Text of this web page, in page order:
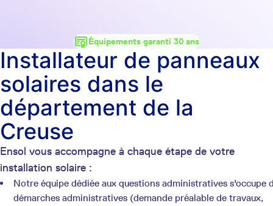
Équipements garanti 30 ans
Ensol vous accompagne à chaque étape de votre
installation solaire :
Notre équipe dédiée aux questions administratives s'occupe
démarches administratives (demande préalable de travaux,
Installateur de panneaux
solaires dans le
département de la
Creuse